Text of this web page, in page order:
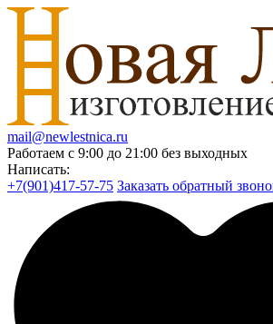
mail@newlestnica.ru
Работаем с 9:00 до 21:00 без выходных
Написать:
+7(901)417-57-75 Заказать обратный